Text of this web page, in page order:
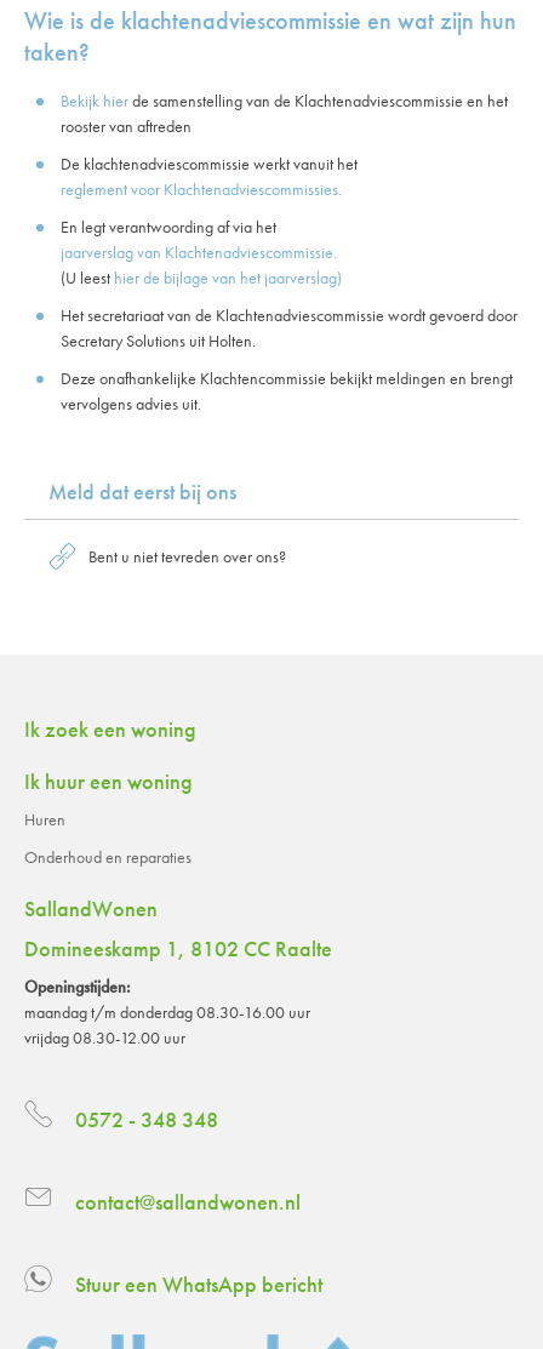
Wie is de klachtenadviescommissie en wat zijn hun
taken?
Bekijk hierde samenstelling van de Klachtenadviescommissie en het
rooster van aftreden
De klachtenadviescommissie werkt vanuit het
reglement voor Klachtenadviescommissies.
En legt verantwoording af via het
jaarverslag van Klachtenadviescommissie.
(U leest hier de bijlage van het jaarverslag)
Het secretariaat van de Klachtenadviescommissie wordt gevoerd door
Secretary Solutions uit Holten.
Deze onafhankelijke Klachtencommissie bekijkt meldingen en brengt
vervolgens advies uit.
Meld dat eerst bij ons
Bent u niet tevreden over ons?
Contactinformatie
Ik zoek een woning
Ik huur een woning
Huren
Onderhoud en reparaties
SallandWonen
Domineeskamp 1, 8102 CC Raalte
Openingstijden:
maandag t/m donderdag 08.30-16.00 uur
vrijdag 08.30-12.00 uur
0572 - 348 348
contact@sallandwonen.nl
Stuur een WhatsApp bericht